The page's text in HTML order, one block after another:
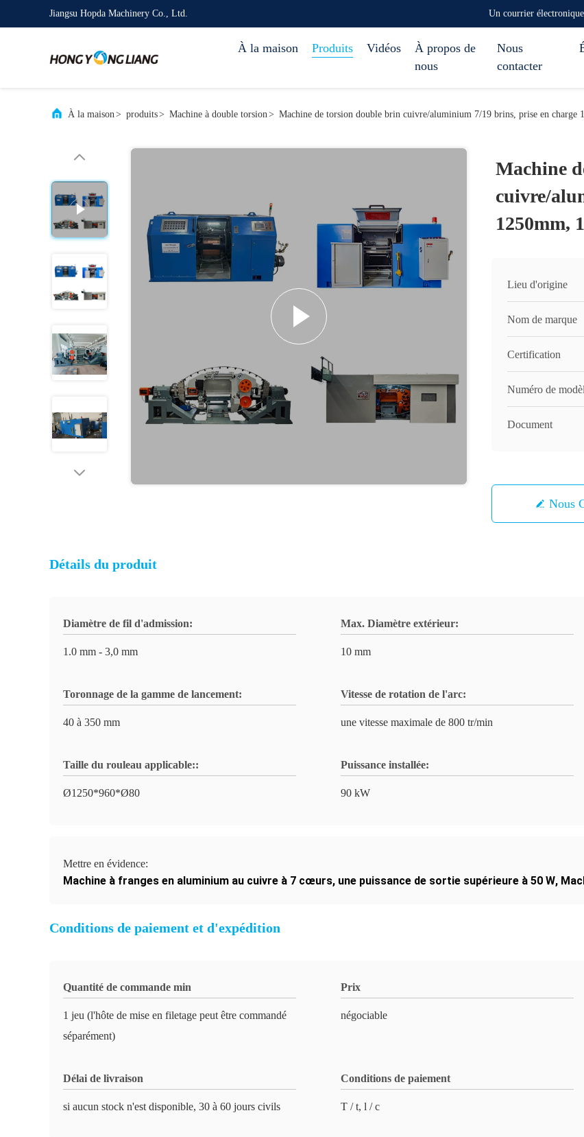
Jiangsu Hopda Machinery Co., Ltd. Un courrier
À la maison Produits Vidéos
À propos de
nous
Nous
contacter
À la maison> produits> Machine à double torsion> Machine de torsion double brin cuivre/aluminium 7/19 brins, prise en charge
Machine
cuivre/
1250mm,
Lieu d'origine
Nom de marque
Certification
Numéro de
Document
Nous
Détails du produit
Diamètre de fil d'admission:
1.0 mm - 3,0 mm
Max. Diamètre extérieur:
10 mm
Toronnage de la gamme de lancement:
40 à 350 mm
Vitesse de rotation de l'arc:
une vitesse maximale de 800 tr/min
Taille du rouleau applicable::
Ø1250*960*Ø80
Puissance installée:
90 kW
Mettre en évidence:
Machine à franges en aluminium au cuivre à 7 cœurs, une puissance de sortie supérieure à 50 W,
Conditions de paiement et d'expédition
Quantité de commande min
1 jeu (l'hôte de mise en filetage peut être commandé
séparément)
Prix
négociable
Délai de livraison
si aucun stock n'est disponible, 30 à 60 jours civils
Conditions de paiement
T / t, l / c